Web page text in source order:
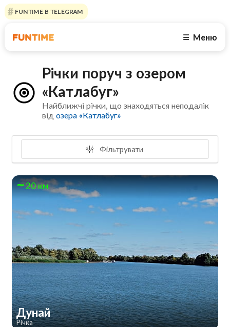
FUNTIME В TELEGRAM
☰ Меню
Річки поруч з озером
«Катлабуг»
Найближчі річки, що знаходяться неподалік
відозера «Катлабуг»
Фільтрувати
20 км
Дунай
Річка